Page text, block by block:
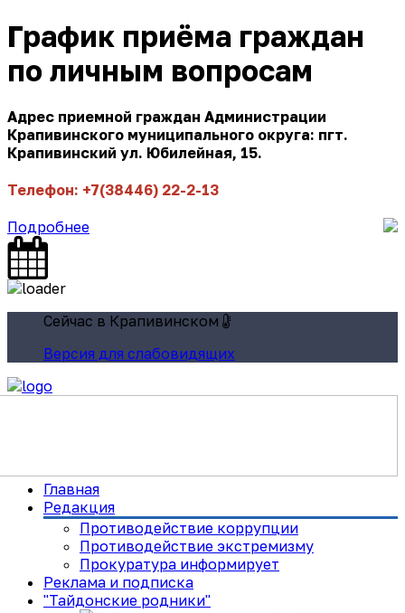
График приёма граждан
по личным вопросам
Адрес приемной граждан Администрации
Крапивинского муниципального округа: пгт.
Крапивинский ул. Юбилейная, 15.
Телефон: +7(38446) 22-2-13
Подробнее
Сейчас в Крапивинском
Версия для слабовидящих
Главная
Редакция
Противодействие коррупции
Противодействие экстремизму
Прокуратура информирует
Реклама и подписка
"Тайдонские родники"